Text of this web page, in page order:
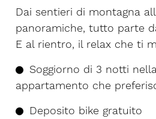
Dai sentieri di montagna
panoramiche, tutto parte
E al rientro, il relax che ti
Soggiorno di 3 notti
appartamento che
Deposito bike gratuito